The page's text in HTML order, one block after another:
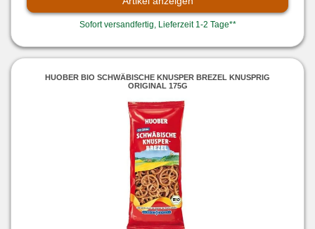
Sofort versandfertig, Lieferzeit 1-2 Tage**
HUOBER BIO SCHWÄBISCHE KNUSPER BREZEL KNUSPRIG
ORIGINAL 175G